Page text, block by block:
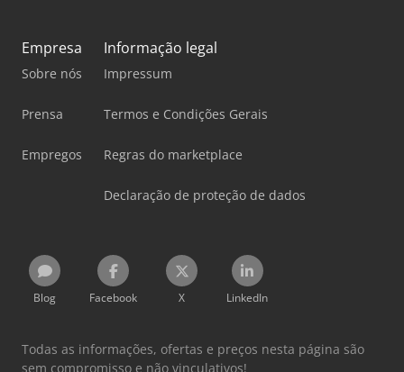
Empresa
Sobre nós
Prensa
Empregos
Informação legal
Impressum
Termos e Condições Gerais
Regras do marketplace
Declaração de proteção de dados
Blog Facebook X LinkedIn
Todas as informações, ofertas e preços nesta página são
sem compromisso e não vinculativos!